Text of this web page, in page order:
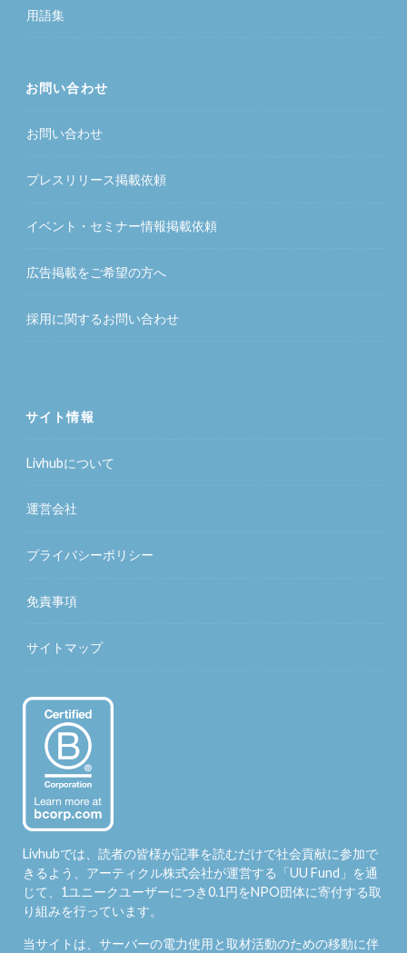
用語集
お問い合わせ
お問い合わせ
プレスリリース掲載依頼
イベント・セミナー情報掲載依頼
広告掲載をご希望の方へ
採用に関するお問い合わせ
サイト情報
Livhubについて
運営会社
プライバシーポリシー
免責事項
サイトマップ
Livhubでは、読者の皆様が記事を読むだけで社会貢献に参加で
きるよう、アーティクル株式会社が運営する「UU Fund 」を通
じて、1ユニークユーザーにつき0.1円をNPO団体に寄付する取
り組みを行っています。
当サイトは、サーバーの電力使用と取材活動のための移動に伴